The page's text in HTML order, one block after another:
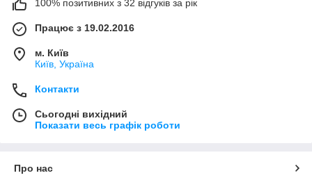
100% позитивних з 32 відгуків за рік
Працює з 19.02.2016
м. Київ
Київ, Україна
Контакти
Сьогодні вихідний
Показати весь графік роботи
Про нас